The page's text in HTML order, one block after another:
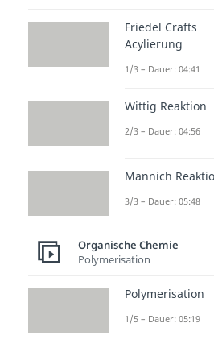
können sie
Stärke der
organischen
Das bedeutet,
Der
positiv
) der
stärker
Amine haben
Friedel Crafts
Acylierung
1/3 – Dauer: 04:41
Wittig Reaktion
2/3 – Dauer: 04:56
Mannich
3/3 – Dauer: 05:48
Organische Chemie
Polymerisation
Polymerisation
1/5 – Dauer: 05:19